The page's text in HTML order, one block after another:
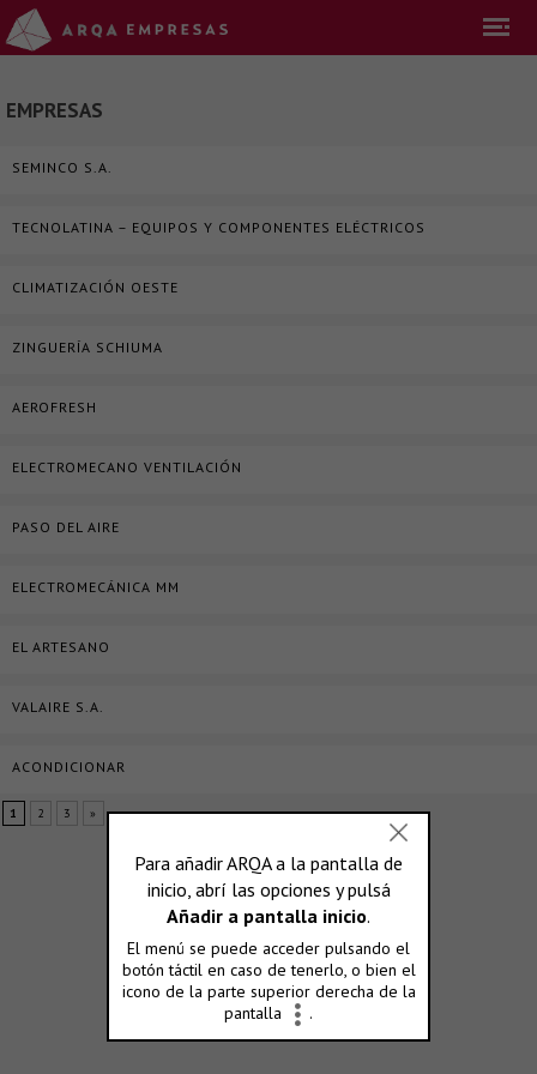
EMPRESAS
SEMINCO S.A.
TECNOLATINA – EQUIPOS Y COMPONENTES ELÉCTRICOS
CLIMATIZACIÓN OESTE
ZINGUERÍA SCHIUMA
AEROFRESH
ELECTROMECANO VENTILACIÓN
PASO DEL AIRE
ELECTROMECÁNICA MM
EL ARTESANO
VALAIRE S.A.
ACONDICIONAR
1 2 3 »